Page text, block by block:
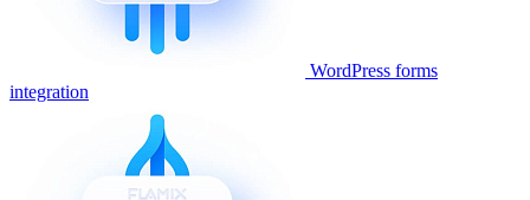
WordPress forms
integration